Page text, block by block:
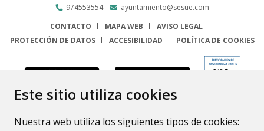
Este sitio utiliza cookies
Nuestra web utiliza los siguientes tipos de cookies:
974553554
ayuntamiento@sesue.com
CONTACTO
MAPA WEB
AVISO LEGAL
PROTECCIÓN DE DATOS
ACCESIBILIDAD POLÍTICA DE COOKIES